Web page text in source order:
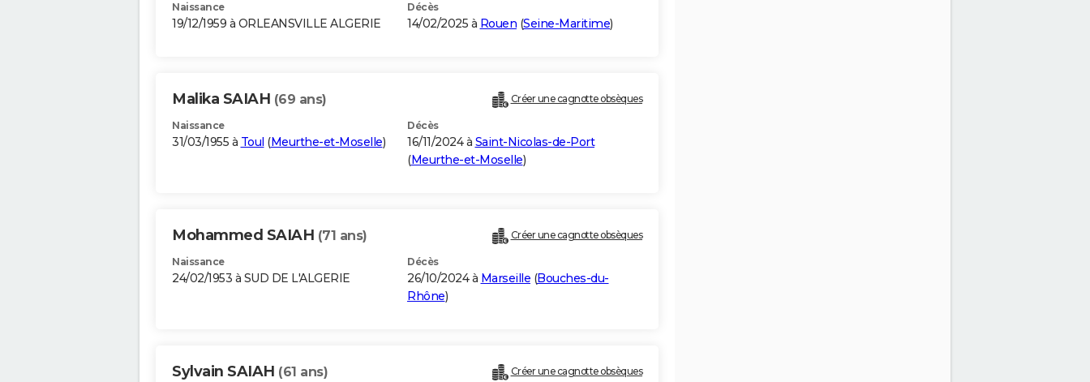
Naissance
19/12/1959 à ORLEANSVILLE ALGERIE
Décès
14/02/2025 à Rouen (Seine-Maritime)
Malika SAIAH (69 ans) Créer une cagnotte obsèques
Naissance
31/03/1955 à Toul (Meurthe-et-Moselle)
Décès
16/11/2024 à Saint-Nicolas-de-Port
(Meurthe-et-Moselle)
Mohammed SAIAH (71 ans) Créer une cagnotte obsèques
Naissance
24/02/1953 à SUD DE L'ALGERIE
Décès
26/10/2024 à Marseille (Bouches-du-
Rhône)
Sylvain SAIAH (61 ans) Créer une cagnotte obsèques